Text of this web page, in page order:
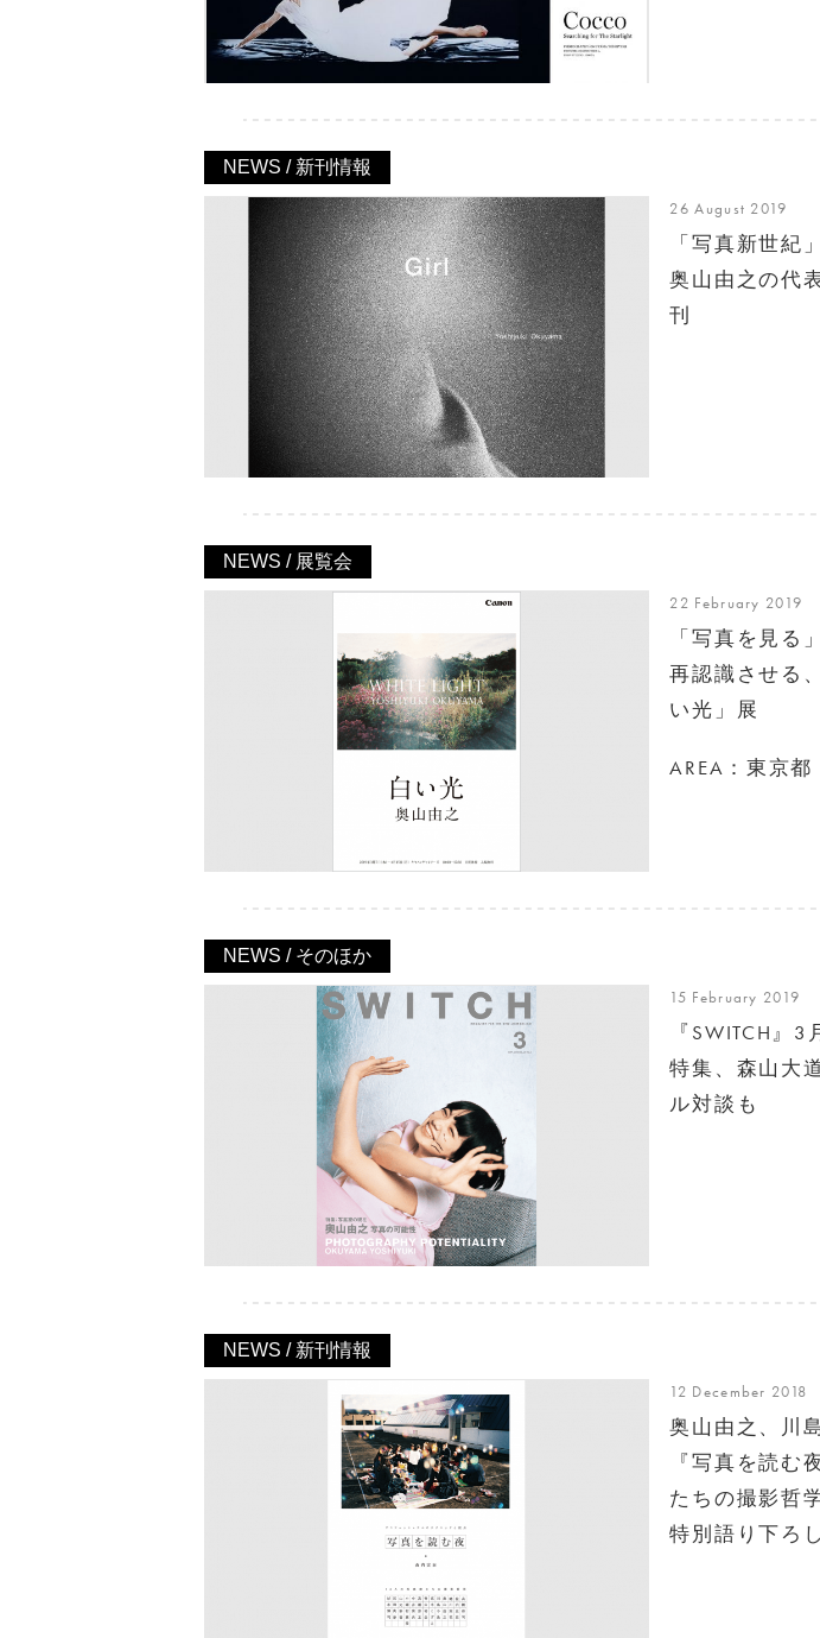
NEWS / 新刊情報
26 August 2019
「写真新世紀
奥山由之の代
刊
NEWS / 展覧会
22 February 2019
「写真を見る
再認識させる
い光」展
AREA：東京都
NEWS / そのほか
15 February 2019
『SWITCH』
特集、森山大
ル対談も
NEWS / 新刊情報
12 December 2018
奥山由之、川
『写真を読む
たちの撮影哲
特別語り下ろ